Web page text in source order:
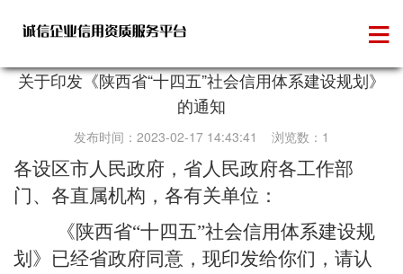
信用承诺
关于印发《陕西省“十四五”社会信用体系建设规划》
的通知
发布时间：2023-02-17 14:43:41 浏览数：1
各设区市人民政府 ，省人民政府各工作部
门、各直属机构，各有关单位：
《陕西省“十四五”社会信用体系建设规
划》已经省政府同意，现印发给你们，请认